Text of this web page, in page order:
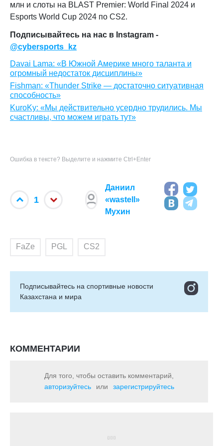
млн и слоты на BLAST Premier: World Final 2024 и
Esports World Cup 2024 по CS2.
Подписывайтесь на нас в Instagram -
@cybersports_kz
Davai Lama: «В Южной Америке много таланта и
огромный недостаток дисциплины»
Fishman: «Thunder Strike — достаточно ситуативная
способность»
KuroKy: «Мы действительно усердно трудились. Мы
счастливы, что можем играть тут»
Ошибка в тексте? Выделите и нажмите Ctrl+Enter
1
Даниил
«wastell»
Мухин
FaZe PGL CS2
Подписывайтесь на cпортивные новости
Казахстана и мира
КОММЕНТАРИИ
Для того, чтобы оставить комментарий,
авторизуйтесь
или зарегистрируйтесь